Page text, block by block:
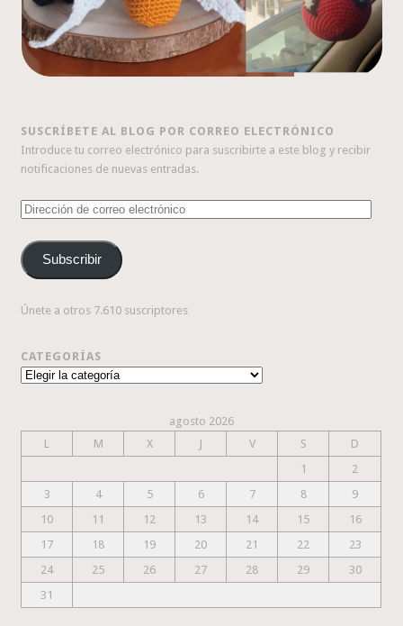
SUSCRÍBETE AL BLOG POR CORREO ELECTRÓNICO
Introduce tu correo electrónico para suscribirte a este blog y recibir
notificaciones de nuevas entradas.
Dirección
correo
electrónico
Subscribir
Únete a otros 7.610 suscriptores
CATEGORÍAS
Categorías
agosto 2026
L
M X J V S
D
1
2
3
4 5 6 7 8
9
10
11 12 13 14 15
16
17
18 19 20 21 22
23
24
25 26 27 28 29
30
31